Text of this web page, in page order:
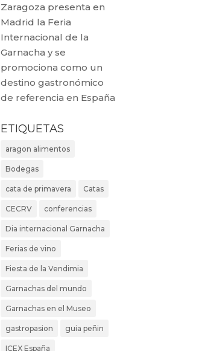
Zaragoza presenta en
Madrid la Feria
Internacional de la
Garnacha y se
promociona como un
destino gastronómico
de referencia en España
ETIQUETAS
aragon alimentos
Bodegas
cata de primavera Catas
CECRV conferencias
Dia internacional Garnacha
Ferias de vino
Fiesta de la Vendimia
Garnachas del mundo
Garnachas en el Museo
gastropasion guia peñin
ICEX España